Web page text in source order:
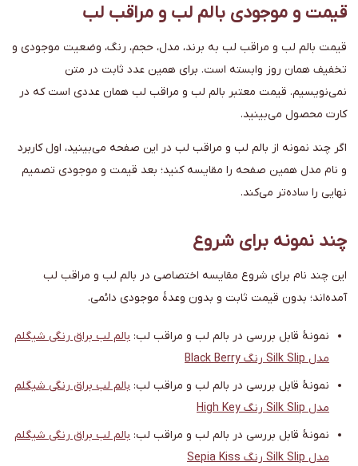
قیمت و موجودی بالم لب و مراقب لب
قیمت بالم لب و مراقب لب به برند، مدل، حجم، رنگ، وضعیت موجودی و
تخفیف همان روز وابسته است. برای همین عدد ثابت در متن
نمی‌نویسیم. قیمت معتبر بالم لب و مراقب لب همان عددی است که در
کارت محصول می‌بینید.
اگر چند نمونه از بالم لب و مراقب لب در این صفحه می‌بینید، اول کاربرد
و نام مدل همین صفحه را مقایسه کنید؛ بعد قیمت و موجودی تصمیم
نهایی را ساده‌تر می‌کند.
چند نمونه برای شروع
این چند نام برای شروع مقایسه اختصاصی در بالم لب و مراقب لب
آمده‌اند؛ بدون قیمت ثابت و بدون وعدهٔ موجودی دائمی.
نمونهٔ قابل بررسی در بالم لب و مراقب لب: بالم لب براق رنگی شیگلم
مدل Silk Slip رنگ Black Berry
نمونهٔ قابل بررسی در بالم لب و مراقب لب: بالم لب براق رنگی شیگلم
مدل Silk Slip رنگ High Key
نمونهٔ قابل بررسی در بالم لب و مراقب لب: بالم لب براق رنگی شیگلم
مدل Silk Slip رنگ Sepia Kiss